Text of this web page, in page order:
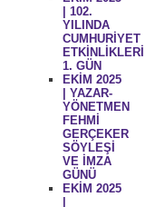
| 102.
YILINDA
CUMHURİYET
ETKİNLİKLERİ
1. GÜN
EKİM 2025
| YAZAR-
YÖNETMEN
FEHMİ
GERÇEKER
SÖYLEŞİ
VE İMZA
GÜNÜ
EKİM 2025